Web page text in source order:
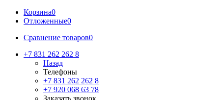
Корзина0
Отложенные0
Сравнение товаров0
+7 831 262 262 8
Назад
Телефоны
+7 831 262 262 8
+7 920 068 63 78
Заказать звонок